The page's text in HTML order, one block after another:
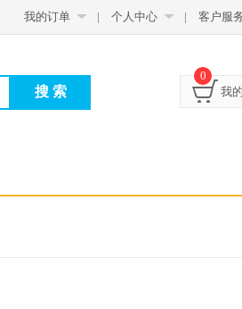
我的订单 | 个人中心 | 客户服
0
我